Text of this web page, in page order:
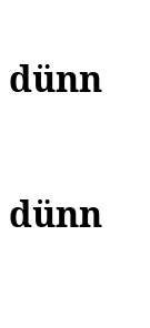
dünn
dünn